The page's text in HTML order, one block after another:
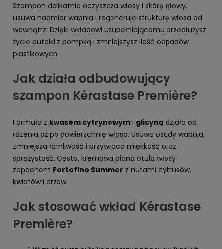
Szampon delikatnie oczyszcza włosy i skórę głowy,
usuwa nadmiar wapnia i regeneruje strukturę włosa od
wewnątrz. Dzięki wkładowi uzupełniającemu przedłużysz
życie butelki z pompką i zmniejszysz ilość odpadów
plastikowych.
Jak działa odbudowujący
szampon Kérastase Première?
Formuła z kwasem cytrynowym i glicyną działa od
rdzenia aż po powierzchnię włosa. Usuwa osady wapnia,
zmniejsza łamliwość i przywraca miękkość oraz
sprężystość. Gęsta, kremowa piana otula włosy
zapachem Portofino Summer z nutami cytrusów,
kwiatów i drzew.
Jak stosować wkład Kérastase
Première?